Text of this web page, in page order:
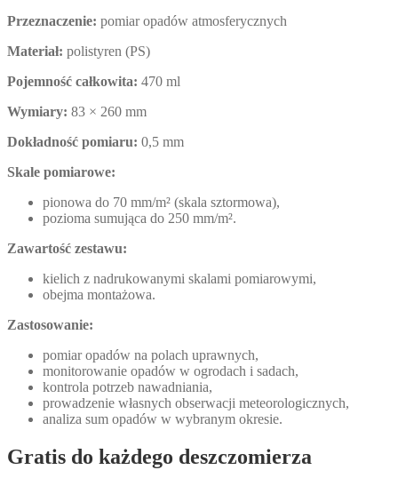
Przeznaczenie: pomiar opadów atmosferycznych
Materiał: polistyren (PS)
Pojemność całkowita: 470 ml
Wymiary: 83 × 260 mm
Dokładność pomiaru: 0,5 mm
Skale pomiarowe:
pionowa do 70 mm/m² (skala sztormowa),
pozioma sumująca do 250 mm/m².
Zawartość zestawu:
kielich z nadrukowanymi skalami pomiarowymi,
obejma montażowa.
Zastosowanie:
pomiar opadów na polach uprawnych,
monitorowanie opadów w ogrodach i sadach,
kontrola potrzeb nawadniania,
prowadzenie własnych obserwacji meteorologicznych,
analiza sum opadów w wybranym okresie.
Gratis do każdego deszczomierza